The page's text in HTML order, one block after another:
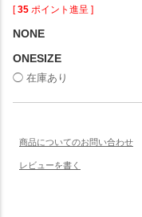
[ 35 ポイント進呈 ]
NONE
ONESIZE